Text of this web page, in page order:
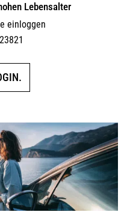
Lebensalter
einloggen